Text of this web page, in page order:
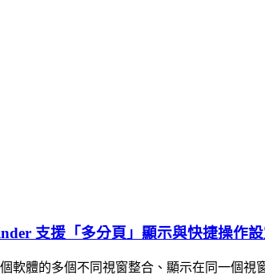
支援「多分頁」顯示與快捷操作設
軟體的多個不同視窗整合、顯示在同一個